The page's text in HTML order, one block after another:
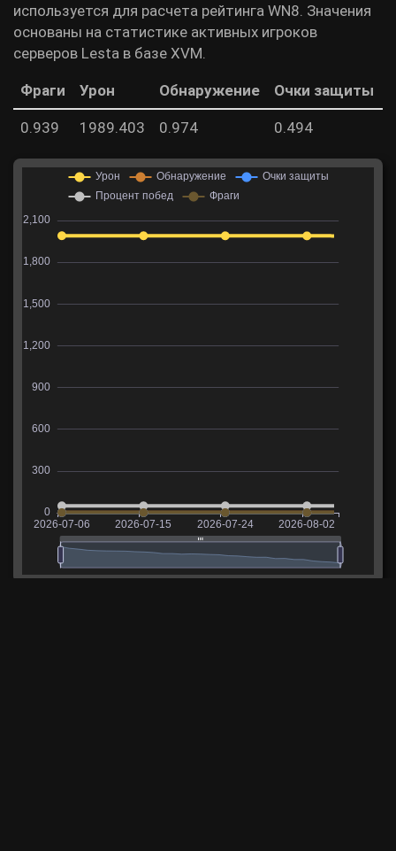
используется для расчета рейтинга WN8. Значения
основаны на статистике активных игроков
серверов Lesta в базе XVM.
Фраги Урон Обнаружение Очки защиты
0.939 1989.403 0.974 0.494